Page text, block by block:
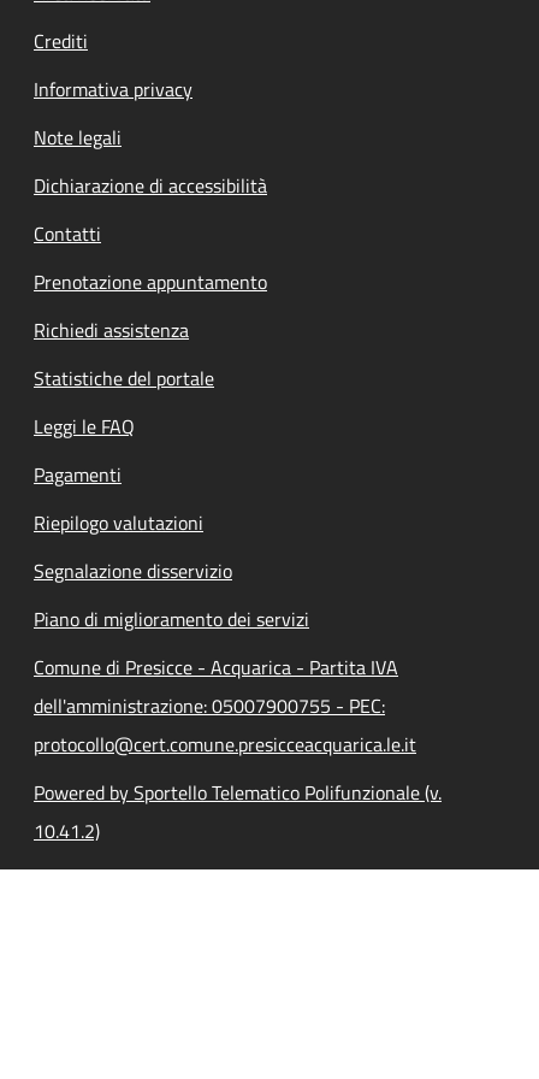
Crediti
Informativa privacy
Note legali
Dichiarazione di accessibilità
Contatti
Prenotazione appuntamento
Richiedi assistenza
Statistiche del portale
Leggi le FAQ
Pagamenti
Riepilogo valutazioni
Segnalazione disservizio
Piano di miglioramento dei servizi
Comune di Presicce - Acquarica - Partita IVA
dell'amministrazione: 05007900755 - PEC:
protocollo@cert.comune.presicceacquarica.le.it
Powered by Sportello Telematico Polifunzionale (v.
10.41.2)